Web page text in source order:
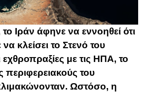
το Ιράν άφηνε να εννοηθεί ότι
κλείσει το Στενό του
με τις ΗΠΑ, το
περιφερειακούς του
Ωστόσο, η